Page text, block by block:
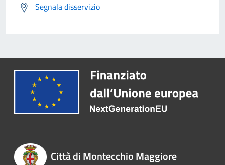
Segnala disservizio
Città di Montecchio Maggiore